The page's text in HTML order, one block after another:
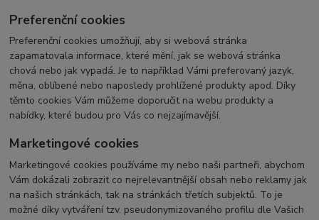
Preferenční cookies
Preferenční cookies umožňují, aby si webová stránka
zapamatovala informace, které mění, jak se webová stránka
chová nebo jak vypadá. Je to například Vámi preferovaný jazyk,
měna, oblíbené nebo naposledy prohlížené produkty apod. Díky
těmto cookies Vám můžeme doporučit na webu produkty a
nabídky, které budou pro Vás co nejzajímavější.
Marketingové cookies
Marketingové cookies používáme my nebo naši partneři, abychom
Vám dokázali zobrazit co nejrelevantnější obsah nebo reklamy jak
na našich stránkách, tak na stránkách třetích subjektů. To je
možné díky vytváření tzv. pseudonymizovaného profilu dle Vašich